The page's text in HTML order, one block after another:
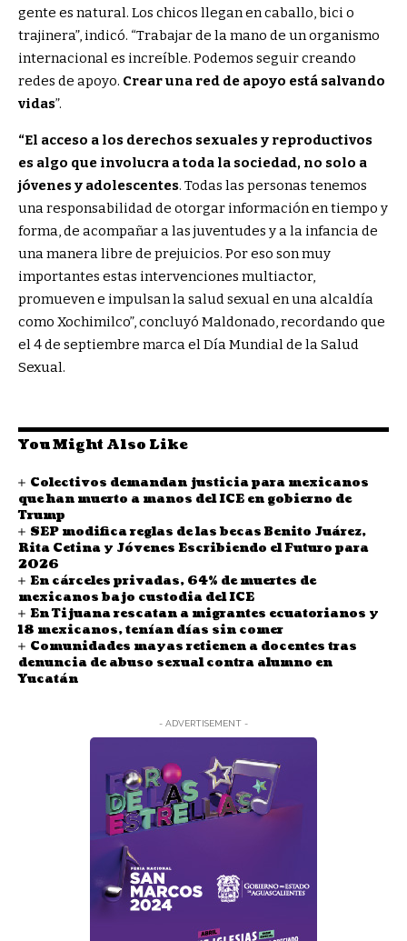
gente es natural. Los chicos llegan en caballo, bici o
trajinera”, indicó. “Trabajar de la mano de un organismo
internacional es increíble. Podemos seguir creando
redes de apoyo. Crear una red de apoyo está salvando
vidas”.
“El acceso a los derechos sexuales y reproductivos
es algo que involucra a toda la sociedad, no solo a
jóvenes y adolescentes. Todas las personas tenemos
una responsabilidad de otorgar información en tiempo y
forma, de acompañar a las juventudes y a la infancia de
una manera libre de prejuicios. Por eso son muy
importantes estas intervenciones multiactor,
promueven e impulsan la salud sexual en una alcaldía
como Xochimilco”, concluyó Maldonado, recordando que
el 4 de septiembre marca el Día Mundial de la Salud
Sexual.
You Might Also Like
Colectivos demandan justicia para mexicanos
que han muerto a manos del ICE en gobierno de
Trump
SEP modifica reglas de las becas Benito Juárez,
Rita Cetina y Jóvenes Escribiendo el Futuro para
2026
En cárceles privadas, 64% de muertes de
mexicanos bajo custodia del ICE
En Tijuana rescatan a migrantes ecuatorianos y
18 mexicanos, tenían días sin comer
Comunidades mayas retienen a docentes tras
denuncia de abuso sexual contra alumno en
Yucatán
- ADVERTISEMENT -